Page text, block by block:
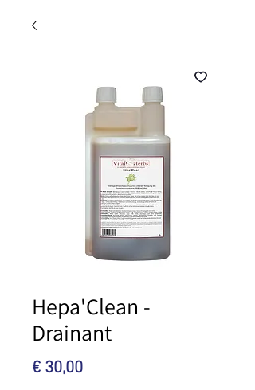
Hepa'Clean -
Drainant
€ 30,00Prijs